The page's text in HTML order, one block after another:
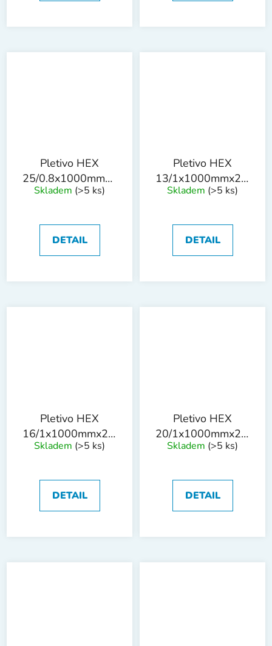
Pletivo HEX
25/0.8x1000mmx50m
ZN drát
Skladem (>5 ks)
DETAIL
Pletivo HEX
13/1x1000mmx25m
PVC
Skladem (>5 ks)
DETAIL
Pletivo HEX
16/1x1000mmx25m
PVC
Skladem (>5 ks)
DETAIL
Pletivo HEX
20/1x1000mmx25m
PVC
Skladem (>5 ks)
DETAIL